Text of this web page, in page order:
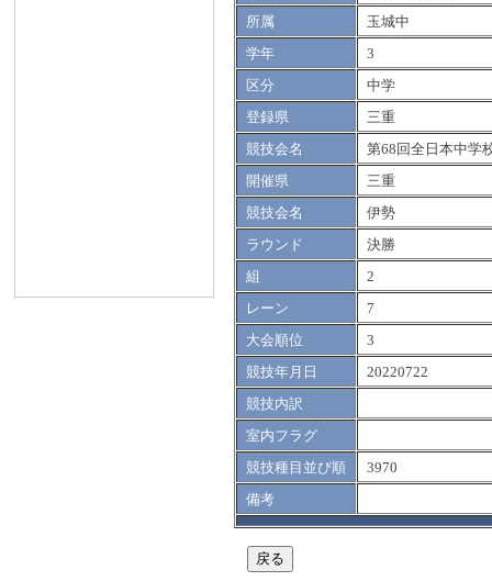
所属
玉城中
学年
3
区分
中学
登録県
三重
競技会名
第68回全日本中学
開催県
三重
競技会名
伊勢
ラウンド
決勝
組
2
レーン
7
大会順位
3
競技年月日
20220722
競技内訳
室内フラグ
競技種目並び順
3970
備考